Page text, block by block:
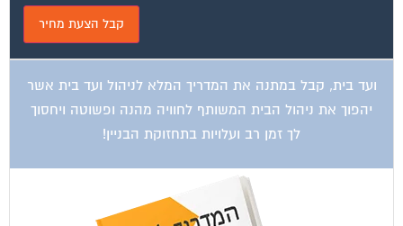
ועד בית, קבל במתנה את המדריך המלא לניהול ועד בית אשר
יהפוך את ניהול הבית המשותף לחוויה מהנה ופשוטה ויחסוך
לך זמן רב ועלויות בתחזוקת הבניין!